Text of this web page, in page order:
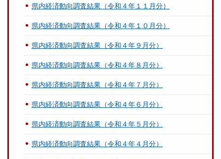
県内経済動向調査結果（令和４年１１月分）
県内経済動向調査結果（令和４年１０月分）
県内経済動向調査結果（令和４年９月分）
県内経済動向調査結果（令和４年８月分）
県内経済動向調査結果（令和４年７月分）
県内経済動向調査結果（令和４年６月分）
県内経済動向調査結果（令和４年５月分）
県内経済動向調査結果（令和４年４月分）